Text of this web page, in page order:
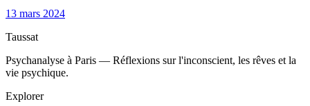
13 mars 2024
Taussat
Psychanalyse à Paris — Réflexions sur l'inconscient, les rêves et la
vie psychique.
Explorer